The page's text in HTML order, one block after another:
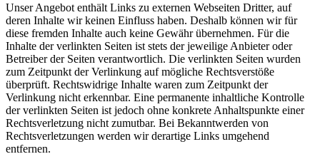
Unser Angebot enthält Links zu externen Webseiten Dritter, auf
deren Inhalte wir keinen Einfluss haben. Deshalb können wir für
diese fremden Inhalte auch keine Gewähr übernehmen. Für die
Inhalte der verlinkten Seiten ist stets der jeweilige Anbieter oder
Betreiber der Seiten verantwortlich. Die verlinkten Seiten wurden
zum Zeitpunkt der Verlinkung auf mögliche Rechtsverstöße
überprüft. Rechtswidrige Inhalte waren zum Zeitpunkt der
Verlinkung nicht erkennbar. Eine permanente inhaltliche Kontrolle
der verlinkten Seiten ist jedoch ohne konkrete Anhaltspunkte einer
Rechtsverletzung nicht zumutbar. Bei Bekanntwerden von
Rechtsverletzungen werden wir derartige Links umgehend
entfernen.